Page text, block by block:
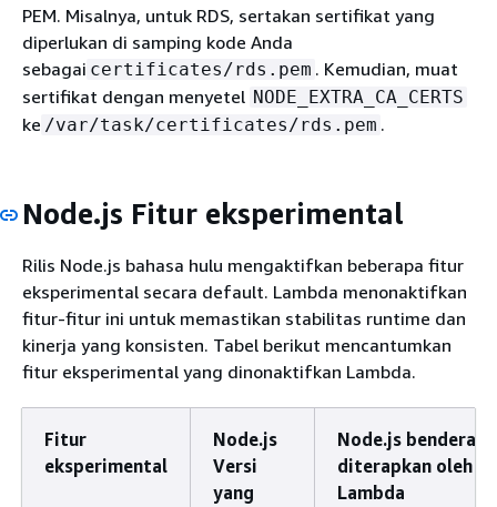
PEM. Misalnya, untuk RDS, sertakan sertifikat yang
diperlukan di samping kode Anda
sebagai certificates/rds.pem . Kemudian, muat
sertifikat dengan menyetel NODE_EXTRA_CA_CERTS
ke /var/task/certificates/rds.pem .
Node.js Fitur eksperimental
Rilis Node.js bahasa hulu mengaktifkan beberapa fitur
eksperimental secara default. Lambda menonaktifkan
fitur-fitur ini untuk memastikan stabilitas runtime dan
kinerja yang konsisten. Tabel berikut mencantumkan
fitur eksperimental yang dinonaktifkan Lambda.
Fitur
eksperimental
Node.js
Versi
yang
Node.js bendera
diterapkan oleh
Lambda